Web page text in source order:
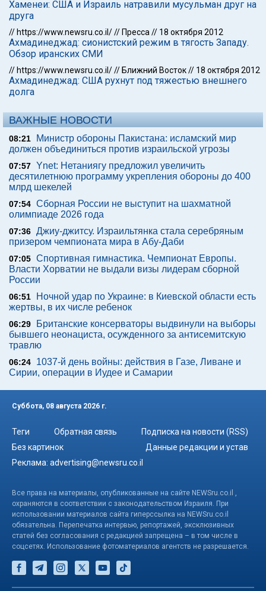
Хаменеи: США и Израиль натравили мусульман друг на
друга
// https://www.newsru.co.il/// Пресса // 18 октября 2012
Ахмадинеджад: сионистский режим в тягость Западу.
Обзор иранских СМИ
// https://www.newsru.co.il/// Ближний Восток// 18 октября 2012
Ахмадинеджад: США рухнут под тяжестью внешнего
долга
ВАЖНЫЕ НОВОСТИ
08:21
Министр обороны Пакистана: исламский мир
должен объединиться против израильской угрозы
07:57 Ynet: Нетаниягу предложил увеличить
десятилетнюю программу укрепления обороны до 400
млрд шекелей
07:54 Сборная России не выступит на шахматной
олимпиаде 2026 года
07:36 Джиу-джитсу. Израильтянка стала серебряным
призером чемпионата мира в Абу-Даби
07:05 Спортивная гимнастика. Чемпионат Европы.
Власти Хорватии не выдали визы лидерам сборной
России
06:51
Ночной удар по Украине: в Киевской области есть
жертвы, в их числе ребенок
06:29
Британские консерваторы выдвинули на выборы
бывшего неонациста, осужденного за антисемитскую
травлю
06:24
1037-й день войны: действия в Газе, Ливане и
Сирии, операции в Иудее и Самарии
Суббота, 08 августа 2026 г.
Теги Обратная связь
Подписка на новости (RSS)
Без картинок
Данные редакции и устав
Реклама: advertising@newsru.co.il
Все права на материалы, опубликованные на сайте NEWSru.co.il ,
охраняются в соответствии с законодательством Израиля. При
использовании материалов сайта гиперссылка на NEWSru.co.il
обязательна. Перепечатка интервью, репортажей, эксклюзивных
статей без согласования с редакцией запрещена – в том числе в
соцсетях. Использование фотоматериалов агентств не разрешается.